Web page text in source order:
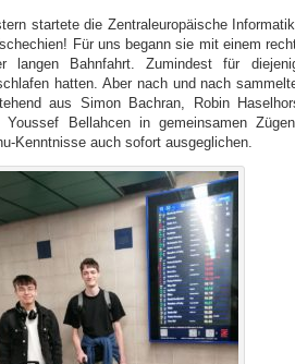
startete die Zentraleuropäische
Für uns begann sie mit einem
langen Bahnfahrt. Zumindest für
hatten. Aber nach und nach
aus Simon Bachran, Robin
Youssef Bellahcen in gemeinsamen
Kenntnisse auch sofort ausgeglichen.